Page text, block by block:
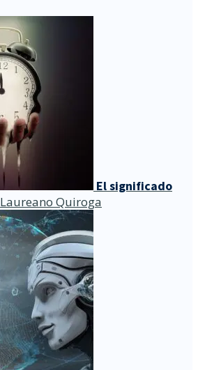
El significado
Laureano Quiroga